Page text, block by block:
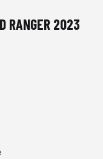
RANGER 2023